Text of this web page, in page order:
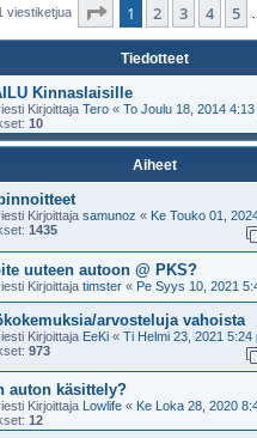
viestiketjua Sivu /15
1 2 3 4 5
Tiedotteet
Kinnaslaisille
Kirjoittaja Tero « To Joulu 18, 2014 4:13
10
Aiheet
Kirjoittaja samunoz « Ke Touko 01,
1435
uuteen autoon @ PKS?
Kirjoittaja timster « Pe Syys 10, 2021
arvosteluja vahoista
Kirjoittaja EeKi « Ti Helmi 23, 2021 5:24
973
auton käsittely?
Kirjoittaja Lowlife « Ke Loka 28, 2020
12